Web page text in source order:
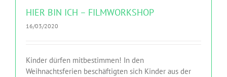
HIER BIN ICH – FILMWORKSHOP
16/03/2020
Kinder dürfen mitbestimmen! In den
Weihnachtsferien beschäftigten sich Kinder aus der